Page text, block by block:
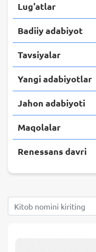
Lug'atlar
Badiiy adabiyot
Tavsiyalar
Yangi adabiyotlar
Jahon adabiyoti
Maqolalar
Renessans davri